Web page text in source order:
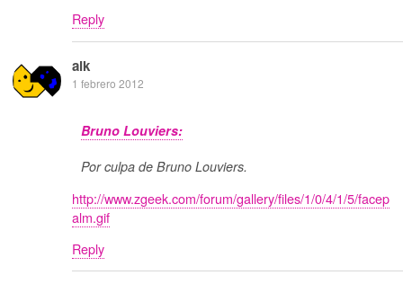
Reply
alk
1 febrero 2012
Bruno Louviers:
Por culpa de Bruno Louviers.
http://www.zgeek.com/forum/gallery/files/1/0/4/1/5/facep
alm.gif
Reply